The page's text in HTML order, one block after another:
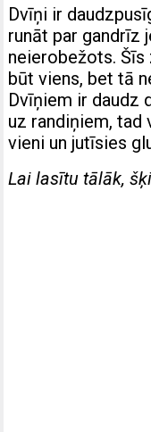
Dvīņi ir
runāt par gandrīz
neierobežots.
būt viens, bet tā
Dvīņiem ir daudz
uz randiņiem, tad
vieni un jutīsies
Lai lasītu tālāk,